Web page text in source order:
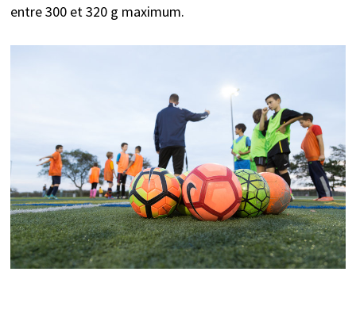
entre 300 et 320 g maximum.